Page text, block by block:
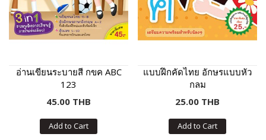
อ่านเขียนระบายสี กขค ABC
123
45.00 THB
Add to Cart
แบบฝึกคัดไทย อักษรแบบหัว
กลม
25.00 THB
Add to Cart